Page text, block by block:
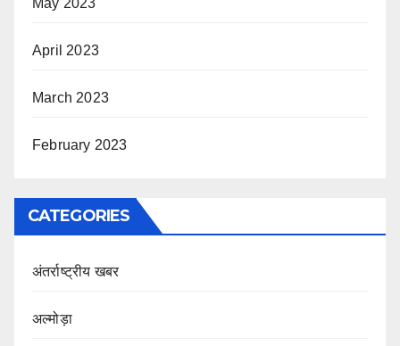
May 2023
April 2023
March 2023
February 2023
CATEGORIES
अंतर्राष्ट्रीय खबर
अल्मोड़ा